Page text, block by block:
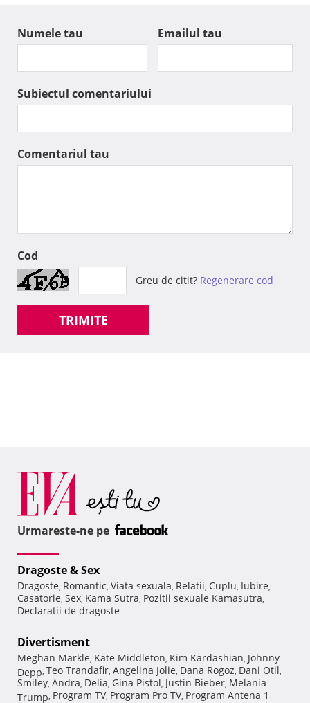
Numele tau Emailul tau
Subiectul comentariului
Comentariul tau
Cod
Greu de citit? Regenerare cod
TRIMITE
Urmareste-ne pe
Dragoste & Sex
Dragoste, Romantic, Viata sexuala, Relatii, Cuplu, Iubire,
Casatorie, Sex, Kama Sutra, Pozitii sexuale Kamasutra,
Declaratii de dragoste
Divertisment
Meghan Markle, Kate Middleton, Kim Kardashian, Johnny
Depp, Teo Trandafir, Angelina Jolie, Dana Rogoz, Dani Otil,
Smiley, Andra, Delia, Gina Pistol, Justin Bieber, Melania
Trump, Program TV, Program Pro TV, Program Antena 1